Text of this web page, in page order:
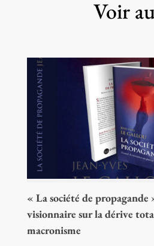
Voir
« La société de propagande
visionnaire sur la dérive
macronisme